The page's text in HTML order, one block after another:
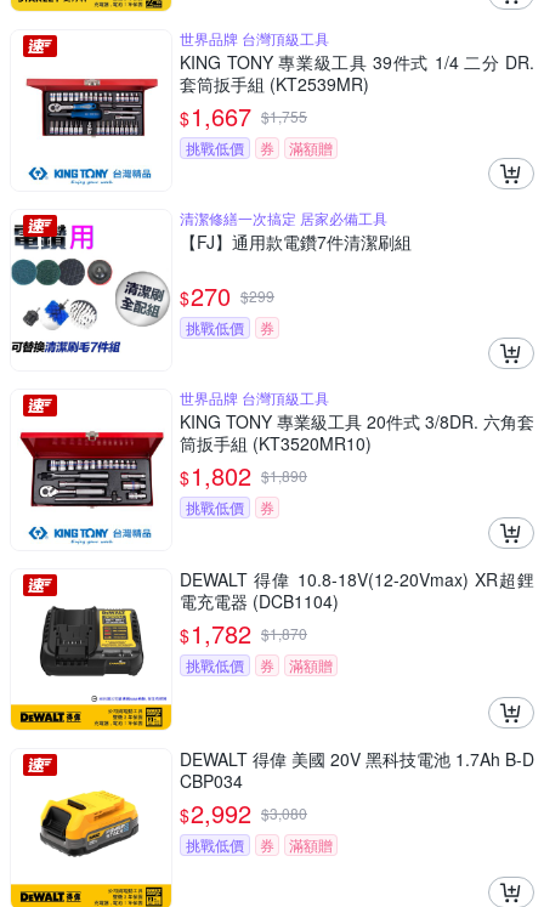
世界品牌 台灣頂級工具
KING TONY 專業級工具 39件式 1/4 二分 DR.
套筒扳手組 (KT2539MR)
$1,667 $1,755
挑戰低價
券 滿額贈
清潔修繕一次搞定 居家必備工具
【FJ】通用款電鑽7件清潔刷組
$270 $299
挑戰低價
券
世界品牌 台灣頂級工具
KING TONY 專業級工具 20件式 3/8DR. 六角套
筒扳手組 (KT3520MR10)
$1,802 $1,890
挑戰低價
券
DEWALT 得偉 10.8-18V(12-20Vmax) XR超鋰
電充電器 (DCB1104)
$1,782 $1,870
挑戰低價
券 滿額贈
DEWALT 得偉 美國 20V 黑科技電池 1.7Ah B-D
CBP034
$2,992 $3,080
挑戰低價
券 滿額贈